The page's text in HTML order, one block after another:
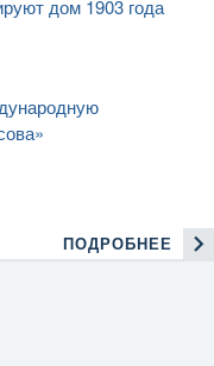
дом 1903 года
ПОДРОБНЕЕ